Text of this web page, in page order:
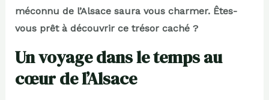
méconnu de l’Alsace saura vous charmer. Êtes-
vous prêt à découvrir ce trésor caché ?
Un voyage dans le temps au
cœur de l’Alsace